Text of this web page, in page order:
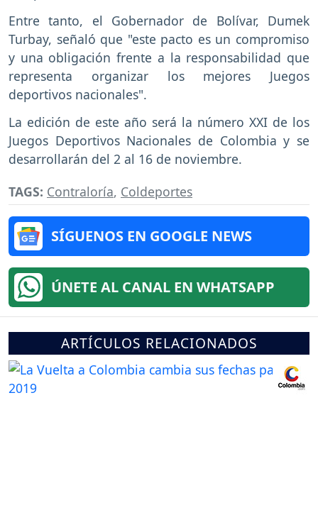
Entre tanto, el Gobernador de Bolívar, Dumek
Turbay, señaló que "este pacto es un compromiso
y una obligación frente a la responsabilidad que
representa organizar los mejores Juegos
deportivos nacionales".
La edición de este año será la número XXI de los
Juegos Deportivos Nacionales de Colombia y se
desarrollarán del 2 al 16 de noviembre.
TAGS: Contraloría, Coldeportes
SÍGUENOS EN GOOGLE NEWS
ÚNETE AL CANAL EN WHATSAPP
ARTÍCULOS RELACIONADOS